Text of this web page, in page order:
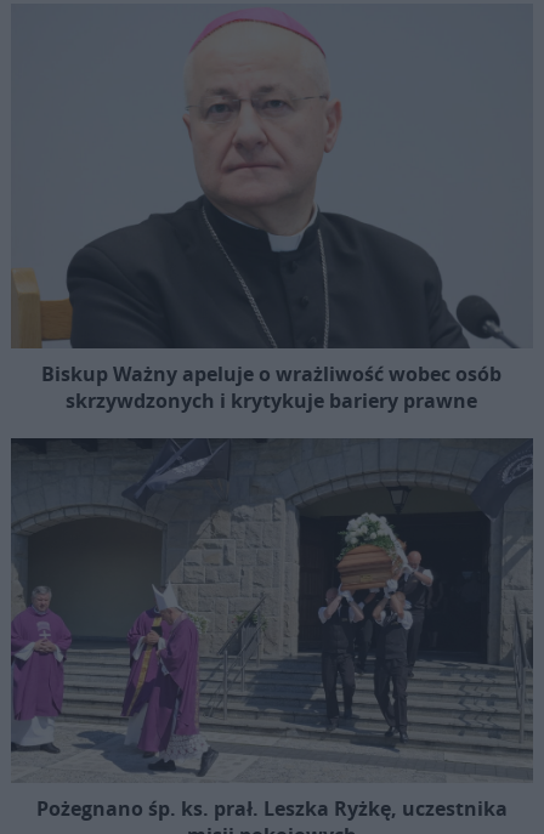
Biskup Ważny apeluje o wrażliwość wobec osób
skrzywdzonych i krytykuje bariery prawne
Pożegnano śp. ks. prał. Leszka Ryżkę, uczestnika